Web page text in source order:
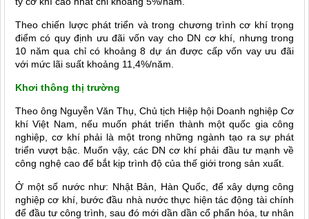
Theo chiến lược phát triển và trong chương trình cơ khí trọng
điểm có quy định ưu đãi vốn vay cho DN cơ khí, nhưng trong
10 năm qua chỉ có khoảng 8 dự án được cấp vốn vay ưu đãi
với mức lãi suất khoảng 11,4%/năm.
Khơi thông thị trường
Theo ông Nguyễn Văn Thụ, Chủ tịch Hiệp hội Doanh nghiệp Cơ
khí Việt Nam, nếu muốn phát triển thành một quốc gia công
nghiệp, cơ khí phải là một trong những ngành tạo ra sự phát
triển vượt bậc. Muốn vậy, các DN cơ khí phải đầu tư mạnh về
công nghệ cao để bắt kịp trình độ của thế giới trong sản xuất.
Ở một số nước như: Nhật Bản, Hàn Quốc, để xây dựng công
nghiệp cơ khí, bước đầu nhà nước thực hiện tác động tài chính
để đầu tư công trình, sau đó mới dần dần cổ phẩn hóa, tư nhân